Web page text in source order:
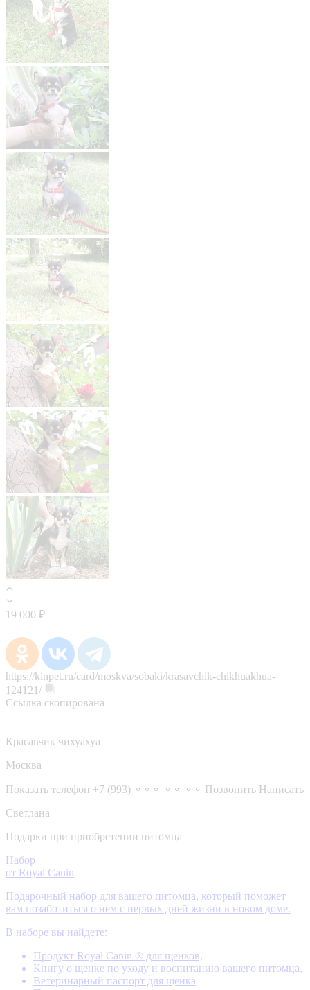
19 000 ₽
https://kinpet.ru/card/moskva/sobaki/krasavchik-chikhuakhua-
124121/
Ссылка скопирована
Красавчик чихуахуа
Москва
Показать телефон +7 (993) ⚬⚬⚬ ⚬⚬ ⚬⚬ Позвонить Написать
Светлана
Подарки при приобретении питомца
Набор
от Royal Canin
Подарочный набор для вашего питомца, который поможет
вам позаботиться о нем с первых дней жизни в новом доме.
В наборе вы найдете:
Продукт Royal Canin ® для щенков,
Книгу о щенке по уходу и воспитанию вашего питомца,
Ветеринарный паспорт для щенка